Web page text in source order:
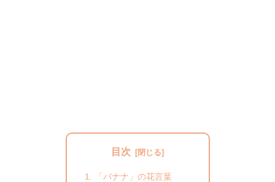
目次
「バナナ」の花言葉